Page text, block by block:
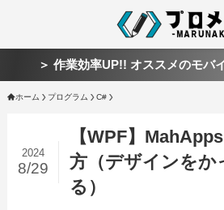
＞ 作業効率UP!! オススメのモバ
ホーム プログラム C#
【WPF】
方（デザインをか
る）
2024
8/29